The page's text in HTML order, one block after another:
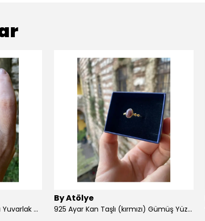
925 Ayar Doğal Ametist Taşlı Yuvarlak Gümüş Yüzük
By Atölye
925 Ayar Kan Taşlı (kırmızı) Gümüş Yüzük